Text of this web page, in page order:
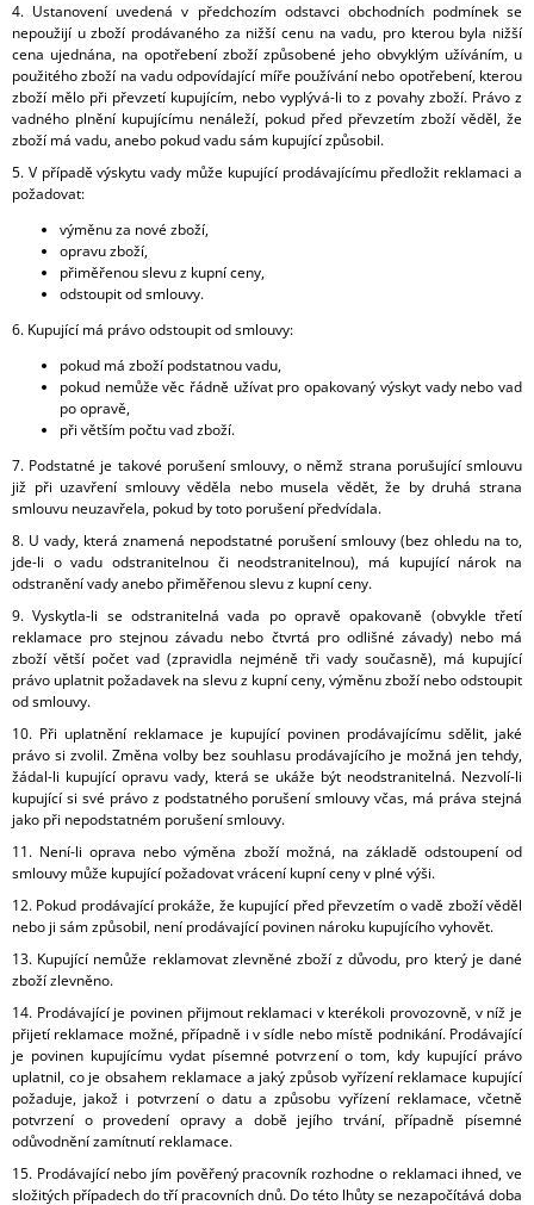
4. Ustanovení uvedená v předchozím odstavci obchodních podmínek se
nepoužijí u zboží prodávaného za nižší cenu na vadu, pro kterou byla nižší
cena ujednána, na opotřebení zboží způsobené jeho obvyklým užíváním, u
použitého zboží na vadu odpovídající míře používání nebo opotřebení, kterou
zboží mělo při převzetí kupujícím, nebo vyplývá-li to z povahy zboží. Právo z
vadného plnění kupujícímu nenáleží, pokud před převzetím zboží věděl, že
zboží má vadu, anebo pokud vadu sám kupující způsobil.
5. V případě výskytu vady může kupující prodávajícímu předložit reklamaci a
požadovat:
výměnu za nové zboží,
opravu zboží,
přiměřenou slevu z kupní ceny,
odstoupit od smlouvy.
6. Kupující má právo odstoupit od smlouvy:
pokud má zboží podstatnou vadu,
pokud nemůže věc řádně užívat pro opakovaný výskyt vady nebo vad
po opravě,
při větším počtu vad zboží.
7. Podstatné je takové porušení smlouvy, o němž strana porušující smlouvu
již při uzavření smlouvy věděla nebo musela vědět, že by druhá strana
smlouvu neuzavřela, pokud by toto porušení předvídala.
8. U vady, která znamená nepodstatné porušení smlouvy (bez ohledu na to,
jde-li o vadu odstranitelnou či neodstranitelnou), má kupující nárok na
odstranění vady anebo přiměřenou slevu z kupní ceny.
9. Vyskytla-li se odstranitelná vada po opravě opakovaně (obvykle třetí
reklamace pro stejnou závadu nebo čtvrtá pro odlišné závady) nebo má
zboží větší počet vad (zpravidla nejméně tři vady současně), má kupující
právo uplatnit požadavek na slevu z kupní ceny, výměnu zboží nebo odstoupit
od smlouvy.
10. Při uplatnění reklamace je kupující povinen prodávajícímu sdělit, jaké
právo si zvolil. Změna volby bez souhlasu prodávajícího je možná jen tehdy,
žádal-li kupující opravu vady, která se ukáže být neodstranitelná. Nezvolí-li
kupující si své právo z podstatného porušení smlouvy včas, má práva stejná
jako při nepodstatném porušení smlouvy.
11. Není-li oprava nebo výměna zboží možná, na základě odstoupení od
smlouvy může kupující požadovat vrácení kupní ceny v plné výši.
12. Pokud prodávající prokáže, že kupující před převzetím o vadě zboží věděl
nebo ji sám způsobil, není prodávající povinen nároku kupujícího vyhovět.
13. Kupující nemůže reklamovat zlevněné zboží z důvodu, pro který je dané
zboží zlevněno.
14. Prodávající je povinen přijmout reklamaci v kterékoli provozovně, v níž je
přijetí reklamace možné, případně i v sídle nebo místě podnikání. Prodávající
je povinen kupujícímu vydat písemné potvrzení o tom, kdy kupující právo
uplatnil, co je obsahem reklamace a jaký způsob vyřízení reklamace kupující
požaduje, jakož i potvrzení o datu a způsobu vyřízení reklamace, včetně
potvrzení o provedení opravy a době jejího trvání, případně písemné
odůvodnění zamítnutí reklamace.
15. Prodávající nebo jím pověřený pracovník rozhodne o reklamaci ihned, ve
složitých případech do tří pracovních dnů. Do této lhůty se nezapočítává doba